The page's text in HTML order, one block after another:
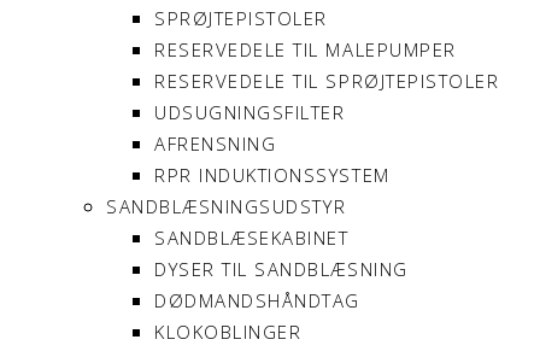
SPRØJTEPISTOLER
RESERVEDELE TIL MALEPUMPER
RESERVEDELE TIL SPRØJTEPISTOLER
UDSUGNINGSFILTER
AFRENSNING
RPR INDUKTIONSSYSTEM
SANDBLÆSNINGSUDSTYR
SANDBLÆSEKABINET
DYSER TIL SANDBLÆSNING
DØDMANDSHÅNDTAG
KLOKOBLINGER